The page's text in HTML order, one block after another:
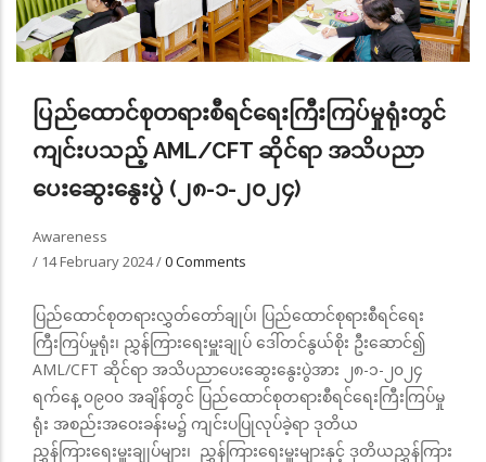
ပြည်ထောင်စုတရားစီရင်ရေးကြီးကြပ်မှုရုံးတွင်
ကျင်းပသည့် AML/CFT ဆိုင်ရာ အသိပညာ
ပေးဆွေးနွေးပွဲ (၂၈-၁-၂၀၂၄)
Awareness
/ 14 February 2024/0 Comments
ပြည်ထောင်စုတရားလွှတ်တော်ချုပ်၊ ပြည်ထောင်စုရားစီရင်ရေး
ကြီးကြပ်မှုရုံး၊ ညွှန်ကြားရေးမှူးချုပ် ဒေါ်တင်နွယ်စိုး ဦးဆောင်၍
AML/CFT ဆိုင်ရာ အသိပညာပေးဆွေးနွေးပွဲအား ၂၈-၁-၂၀၂၄
ရက်နေ့ ၀၉၀၀ အချိန်တွင် ပြည်ထောင်စုတရားစီရင်ရေးကြီးကြပ်မှု
ရုံး အစည်းအဝေးခန်းမ၌ ကျင်းပပြုလုပ်ခဲ့ရာ ဒုတိယ
ညွှန်ကြားရေးမှူးချုပ်များ၊ ညွှန်ကြားရေးမှူးများနှင့် ဒုတိယညွှန်ကြား